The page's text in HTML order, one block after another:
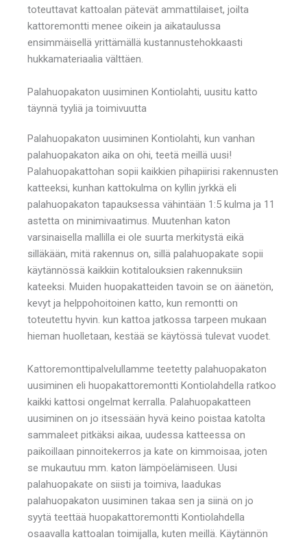
toteuttavat kattoalan pätevät ammattilaiset, joilta
kattoremontti menee oikein ja aikataulussa
ensimmäisellä yrittämällä kustannustehokkaasti
hukkamateriaalia välttäen.
Palahuopakaton uusiminen Kontiolahti, uusitu katto
täynnä tyyliä ja toimivuutta
Palahuopakaton uusiminen Kontiolahti, kun vanhan
palahuopakaton aika on ohi, teetä meillä uusi!
Palahuopakattohan sopii kaikkien pihapiirisi rakennusten
katteeksi, kunhan kattokulma on kyllin jyrkkä eli
palahuopakaton tapauksessa vähintään 1:5 kulma ja 11
astetta on minimivaatimus. Muutenhan katon
varsinaisella mallilla ei ole suurta merkitystä eikä
silläkään, mitä rakennus on, sillä palahuopakate sopii
käytännössä kaikkiin kotitalouksien rakennuksiin
kateeksi. Muiden huopakatteiden tavoin se on äänetön,
kevyt ja helppohoitoinen katto, kun remontti on
toteutettu hyvin. kun kattoa jatkossa tarpeen mukaan
hieman huolletaan, kestää se käytössä tulevat vuodet.
Kattoremonttipalvelullamme teetetty palahuopakaton
uusiminen eli huopakattoremontti Kontiolahdella ratkoo
kaikki kattosi ongelmat kerralla. Palahuopakatteen
uusiminen on jo itsessään hyvä keino poistaa katolta
sammaleet pitkäksi aikaa, uudessa katteessa on
paikoillaan pinnoitekerros ja kate on kimmoisaa, joten
se mukautuu mm. katon lämpöelämiseen. Uusi
palahuopakate on siisti ja toimiva, laadukas
palahuopakaton uusiminen takaa sen ja siinä on jo
syytä teettää huopakattoremontti Kontiolahdella
osaavalla kattoalan toimijalla, kuten meillä. Käytännön